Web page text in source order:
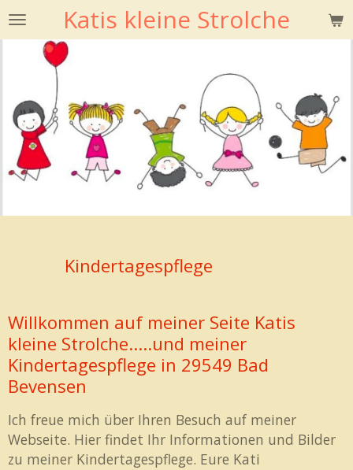
Zum
Hauptinhalt
springen
Katis kleine Strolche
Kindertagespflege
Willkommen auf meiner Seite Katis
kleine Strolche.....und meiner
Kindertagespflege in 29549 Bad
Bevensen
Ich freue mich über Ihren Besuch auf meiner
Webseite. Hier findet Ihr Informationen und Bilder
zu meiner Kindertagespflege. Eure Kati